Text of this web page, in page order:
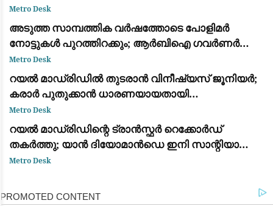
Metro Desk
അടുത്ത സാമ്പത്തിക വർഷത്തോടെ പോളിമർ
നോട്ടുകൾ പുറത്തിറക്കും; ആർബിഐ ഗവർണർ
സഞ്ജയ് മൽഹോത്ര
Metro Desk
റയൽ മാഡ്രിഡിൽ തുടരാൻ വിനീഷ്യസ് ജൂനിയർ;
കരാർ പുതുക്കാൻ ധാരണയായതായി
ഫാബ്രിസിയോ റൊമാനോയും ദ അത്‌ലറ്റിക്കും
Metro Desk
റയൽ മാഡ്രിഡിന്റെ ട്രാൻസ്ഫർ റെക്കോർഡ്
തകർത്തു; യാൻ ദിയോമാൻഡെ ഇനി സാന്റിയാഗോ
ബെർണബ്യൂവിൽ
Metro Desk